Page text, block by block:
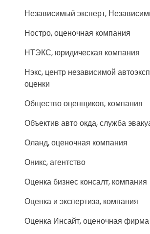
Независимый эксперт,
Ностро, оценочная компания
НТЭКС, юридическая компания
Нэкс, центр независимой
оценки
Общество оценщиков, компания
Объектив авто окда, служба
Оланд, оценочная компания
Оникс, агентство
Оценка бизнес консалт, компания
Оценка и экспертиза, компания
Оценка Инсайт, оценочная фирма